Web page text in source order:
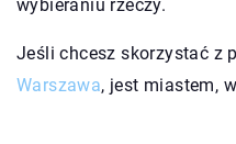
wybieraniu rzeczy.
Jeśli chcesz skorzystać z
Warszawa, jest miastem,